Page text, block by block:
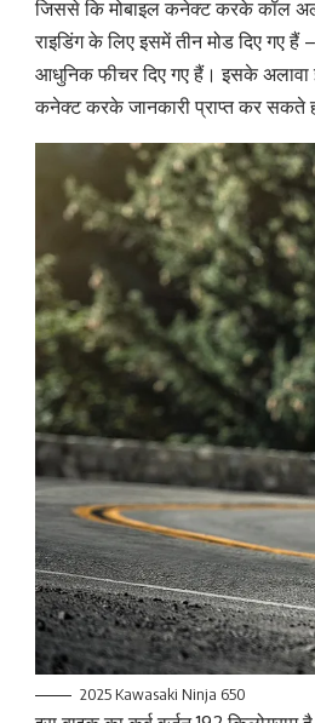
जिससे कि मोबाइल कनेक्ट करके कॉल
राइडिंग के लिए इसमें तीन मोड दिए गए
आधुनिक फीचर दिए गए हैं। इसके अलावा
कनेक्ट करके जानकारी प्राप्त कर सकते
2025 Kawasaki Ninja 650